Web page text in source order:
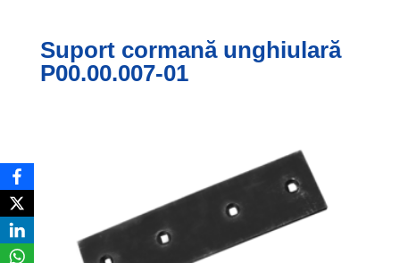
Suport cormană unghiulară
P00.00.007-01